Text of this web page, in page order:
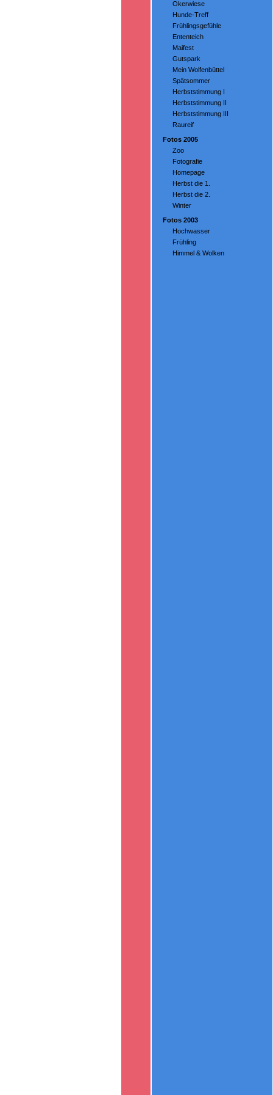
Okerwiese
Hunde-Treff
Frühlingsgefühle
Ententeich
Maifest
Gutspark
Mein Wolfenbüttel
Spätsommer
Herbststimmung I
Herbststimmung II
Herbststimmung III
Raureif
Fotos 2005
Zoo
Fotografie
Homepage
Herbst die 1.
Herbst die 2.
Winter
Fotos 2003
Hochwasser
Frühling
Himmel & Wolken